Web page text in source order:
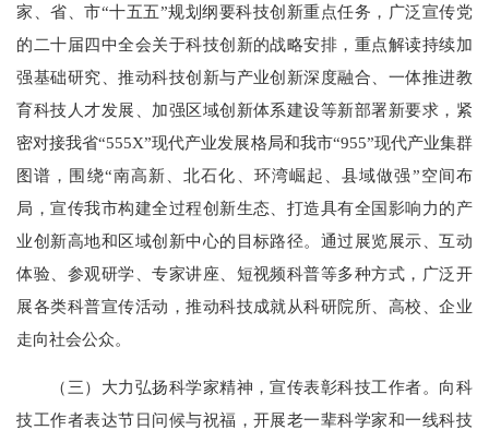
家、省、市“十五五”规划纲要科技创新重点任务，广泛宣传党
的二十届四中全会关于科技创新的战略安排，重点解读持续加
强基础研究、推动科技创新与产业创新深度融合、一体推进教
育科技人才发展、加强区域创新体系建设等新部署新要求，紧
密对接我省“555X”现代产业发展格局和我市“955”现代产业集群
图谱，围绕“南高新、北石化、环湾崛起、县域做强”空间布
局，宣传我市构建全过程创新生态、打造具有全国影响力的产
业创新高地和区域创新中心的目标路径。通过展览展示、互动
体验、参观研学、专家讲座、短视频科普等多种方式，广泛开
展各类科普宣传活动，推动科技成就从科研院所、高校、企业
走向社会公众。
（三）大力弘扬科学家精神，宣传表彰科技工作者。向科
技工作者表达节日问候与祝福，开展老一辈科学家和一线科技